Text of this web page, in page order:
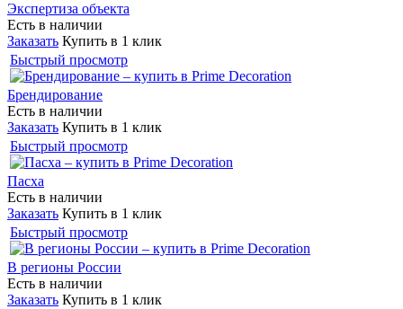
Экспертиза объекта
Есть в наличии
Заказать Купить в 1 клик
Быстрый просмотр
Брендирование
Есть в наличии
Заказать Купить в 1 клик
Быстрый просмотр
Пасха
Есть в наличии
Заказать Купить в 1 клик
Быстрый просмотр
В регионы России
Есть в наличии
Заказать Купить в 1 клик